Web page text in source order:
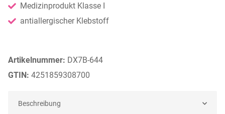
Artikelnummer: DX7B-644
GTIN: 4251859308700
Medizinprodukt Klasse I
antiallergischer Klebstoff
Beschreibung